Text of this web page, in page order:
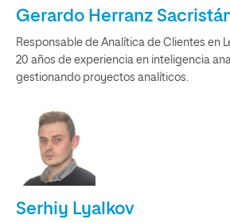
Gerardo Herranz
Responsable de Analítica de Clientes en
20 años de experiencia en inteligencia
gestionando proyectos analíticos.
Serhiy Lyalkov